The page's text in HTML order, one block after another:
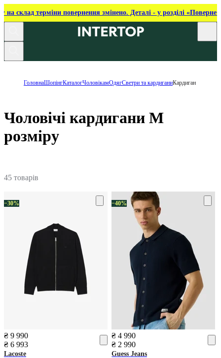
на склад терміни повернення змінено. Деталі - у розділі
ГоловнаШопінгКаталогЧоловікамОдягСветри та кардиганиКардиган
Чоловічі кардигани M
розміру
45 товарів
−30%
₴ 9 990
₴ 6 993
Lacoste
−40%
₴ 4 990
₴ 2 990
Guess Jeans